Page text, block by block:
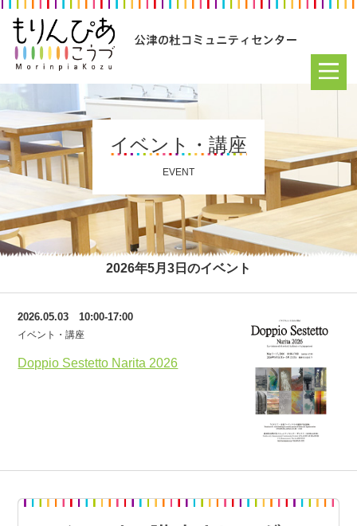
イベント・講座
EVENT
2026年5月3日のイベント
Doppio Sestetto Narita 2026
2026.05.03 10:00-17:00
イベント・講座